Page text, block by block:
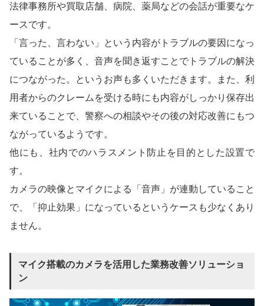
法律事務所や買取店舗、病院、薬局などの会話が重要なケ
ースです。
「言った、言わない」という内容がトラブルの要因になっ
ていることが多く、音声を聞き返すことでトラブルの解決
につながった。というお声も多くいただきます。また、利
用者からのクレームを受ける時にも内容がしっかり保存出
来ていることで、警察への相談やその後の対応改善にもつ
ながっているようです。
他にも、社内でのハラスメント防止を目的とした設置で
す。
カメラの映像とマイクによる「音声」が連動していること
で、「抑止効果」になっているというケースも少なくあり
ません。
マイク搭載のカメラを活用した業務改善ソリューショ
ン